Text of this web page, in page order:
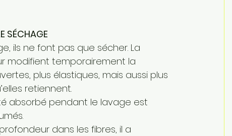
SÉCHAGE
ils ne font pas que sécher. La
modifient temporairement la
plus élastiques, mais aussi plus
retiennent.
absorbé pendant le lavage est
dans les fibres, il a